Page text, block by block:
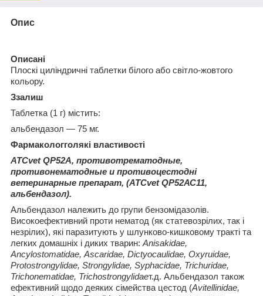
Опис
Описані
Плоскі циліндричні таблетки білого або світло-жовтого
кольору.
Ззалиш
Таблетка (1 г) містить:
альбендазол — 75 мг.
Фармакологголякі властивості
ATCvet QР52А, противотрематодные,
противонематодные и противоцестодні
ветеринарные препарат, (ATCvet QР52АС11,
альбендазол).
Альбендазол належить до групи бензомідазолів.
Високоефективний проти нематод (як статевозрілих, так і
незрілих), які паразитують у шлунково-кишковому тракті та
легких домашніх і диких тварин: Anisakidae,
Ancylostomatidae, Аscaridae, Dictyocaulidae, Oxyruidae,
Protostrongylidae, Strongylidae, Syphacidae, Trichuridae,
Trichonematidae, Trichostrongylidaeт.д. Альбендазол також
ефективний щодо деяких сімейства цестод (Avitellinidae,